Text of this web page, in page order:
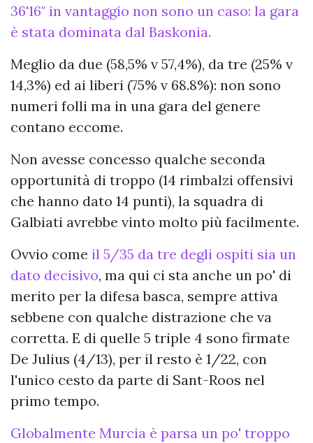
36'16" in vantaggio non sono un caso: la gara
è stata dominata dal Baskonia.
Meglio da due (58,5% v 57,4%), da tre (25% v
14,3%) ed ai liberi (75% v 68.8%): non sono
numeri folli ma in una gara del genere
contano eccome.
Non avesse concesso qualche seconda
opportunità di troppo (14 rimbalzi offensivi
che hanno dato 14 punti), la squadra di
Galbiati avrebbe vinto molto più facilmente.
Ovvio come il 5/35 da tre degli ospiti sia un
dato decisivo, ma qui ci sta anche un po' di
merito per la difesa basca, sempre attiva
sebbene con qualche distrazione che va
corretta. E di quelle 5 triple 4 sono firmate
De Julius (4/13), per il resto è 1/22, con
l'unico cesto da parte di Sant-Roos nel
primo tempo.
Globalmente Murcia è parsa un po' troppo